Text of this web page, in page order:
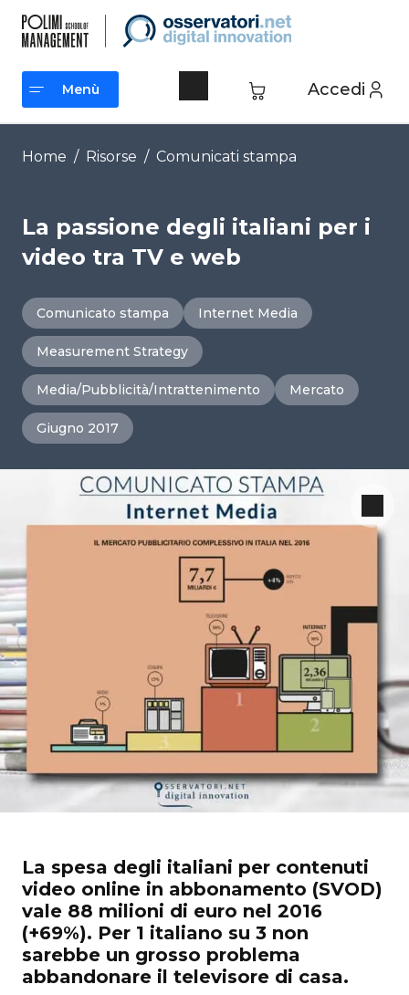
contenuto
Accedi
Menù
Menù
Home / Risorse / Comunicati stampa
La passione degli italiani per i
video tra TV e web
Comunicato stampa Internet Media
Measurement Strategy
Media/Pubblicità/Intrattenimento Mercato
Giugno 2017
La spesa degli italiani per contenuti
video online in abbonamento (SVOD)
vale 88 milioni di euro nel 2016
(+69%). Per 1 italiano su 3 non
sarebbe un grosso problema
abbandonare il televisore di casa.